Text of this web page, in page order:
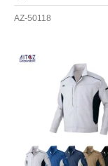
AZ-50118